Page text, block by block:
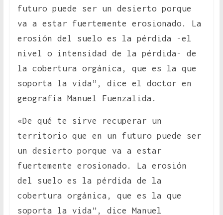
futuro puede ser un desierto porque
va a estar fuertemente erosionado. La
erosión del suelo es la pérdida -el
nivel o intensidad de la pérdida- de
la cobertura orgánica, que es la que
soporta la vida”, dice el doctor en
geografía Manuel Fuenzalida.
«De qué te sirve recuperar un
territorio que en un futuro puede ser
un desierto porque va a estar
fuertemente erosionado. La erosión
del suelo es la pérdida de la
cobertura orgánica, que es la que
soporta la vida”, dice Manuel